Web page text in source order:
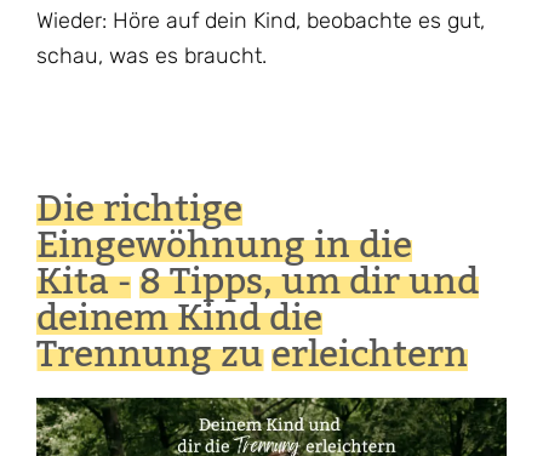
Wieder: Höre auf dein Kind, beobachte es gut,
schau, was es braucht.
Die richtige
Eingewöhnung in die
Kita -8 Tipps, um dir und
deinem Kind die
Trennung zuerleichtern